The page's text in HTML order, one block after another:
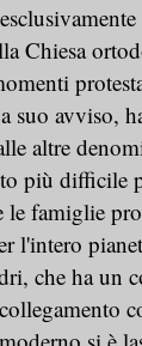
Chiesa
suo avviso,
altre
più difficile
le famiglie
l'intero
che ha un